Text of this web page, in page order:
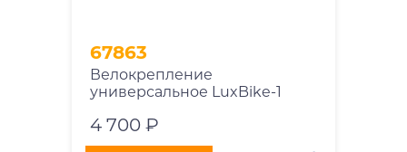
67863
Велокрепление
универсальное LuxBike-1
4 700 ₽